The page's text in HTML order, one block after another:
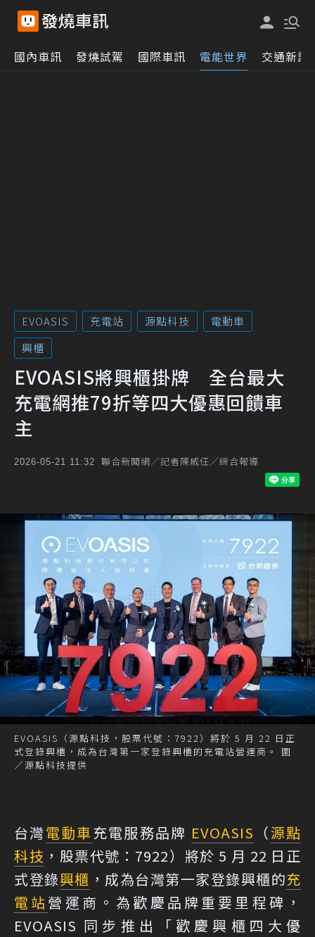
國內車訊 發燒試駕 國際車訊 電能世界 交通新訊
EVOASIS 充電站 源點科技
電動車
興櫃
EVOASIS將興櫃掛牌 全台最大
充電網推79折等四大優惠回饋車
主
2026-05-21 11:32 聯合新聞網／記者陳威任／綜合報導
EVOASIS（源點科技，股票代號：7922）將於 5 月 22 日正
式登錄興櫃，成為台灣第一家登錄興櫃的充電站營運商。 圖
／源點科技提供
台灣電動車充電服務品牌 EVOASIS （源點
科技 ，股票代號：7922）將於 5 月 22 日正
式登錄興櫃 ，成為台灣第一家登錄興櫃的充
電站 營運商。為歡慶品牌重要里程碑，
EVOASIS 同步推出「歡慶興櫃四大優